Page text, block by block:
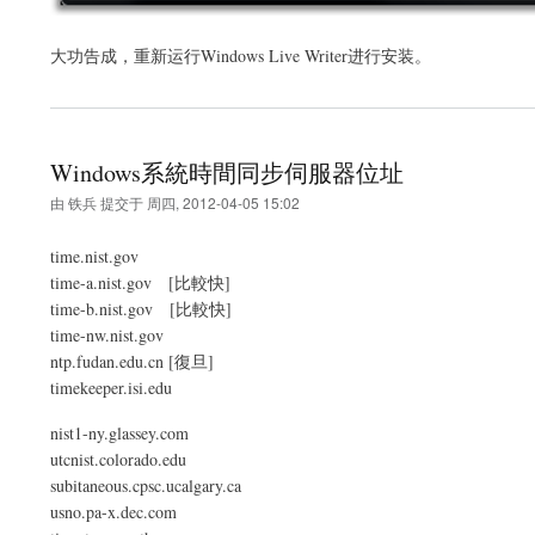
大功告成，重新运行Windows Live Writer进行安装。
Windows系統時間同步伺服器位址
由 铁兵提交于 周四, 2012-04-05 15:02
time.nist.gov
time-a.nist.gov [比較快]
time-b.nist.gov [比較快]
time-nw.nist.gov
ntp.fudan.edu.cn [復旦]
timekeeper.isi.edu
nist1-ny.glassey.com
utcnist.colorado.edu
subitaneous.cpsc.ucalgary.ca
usno.pa-x.dec.com